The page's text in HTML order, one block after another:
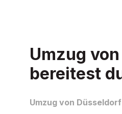
Umzug
bereitest
Umzug von